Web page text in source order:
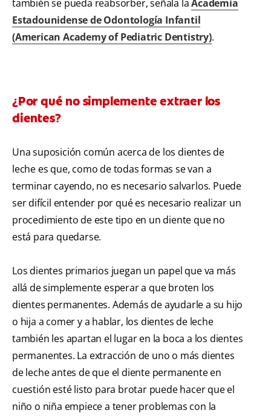
también se pueda reabsorber, señala laAcademia
Estadounidense de Odontología Infantil
(American Academy of Pediatric Dentistry).
¿Por qué no simplemente extraer los
dientes?
Una suposición común acerca de los dientes de
leche es que, como de todas formas se van a
terminar cayendo, no es necesario salvarlos. Puede
ser difícil entender por qué es necesario realizar un
procedimiento de este tipo en un diente que no
está para quedarse.
Los dientes primarios juegan un papel que va más
allá de simplemente esperar a que broten los
dientes permanentes. Además de ayudarle a su hijo
o hija a comer y a hablar, los dientes de leche
también les apartan el lugar en la boca a los dientes
permanentes. La extracción de uno o más dientes
de leche antes de que el diente permanente en
cuestión esté listo para brotar puede hacer que el
niño o niña empiece a tener problemas con la